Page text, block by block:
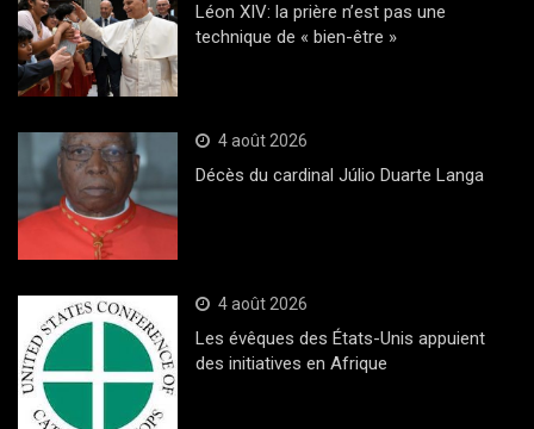
Léon XIV: la prière n’est pas une
technique de « bien-être »
4 août 2026
Décès du cardinal Júlio Duarte Langa
4 août 2026
Les évêques des États-Unis appuient
des initiatives en Afrique